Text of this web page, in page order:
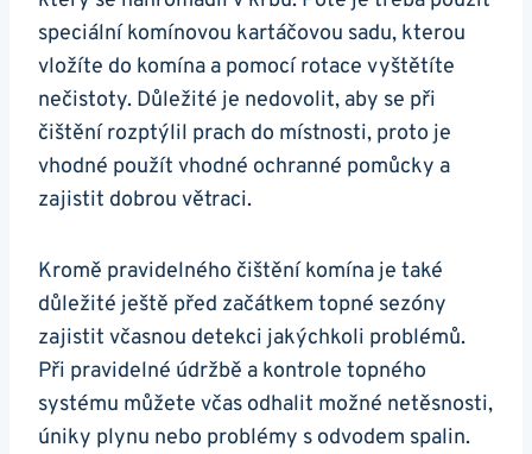
speciální komínovou kartáčovou sadu, kterou
vložíte do komína a pomocí rotace vyštětíte
nečistoty. Důležité je nedovolit, aby se při
čištění rozptýlil prach do místnosti, proto je
vhodné použít vhodné ochranné pomůcky a
zajistit dobrou větraci.
Kromě pravidelného čištění komína je také
důležité ještě před začátkem topné sezóny
zajistit včasnou detekci jakýchkoli problémů.
Při pravidelné údržbě a kontrole topného
systému můžete včas odhalit možné netěsnosti,
úniky plynu nebo problémy s odvodem spalin.